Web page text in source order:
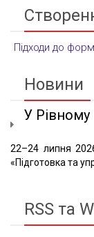
Підходи до
Новини
У Рівному
22–24 липня
«Підготовка та
RSS та